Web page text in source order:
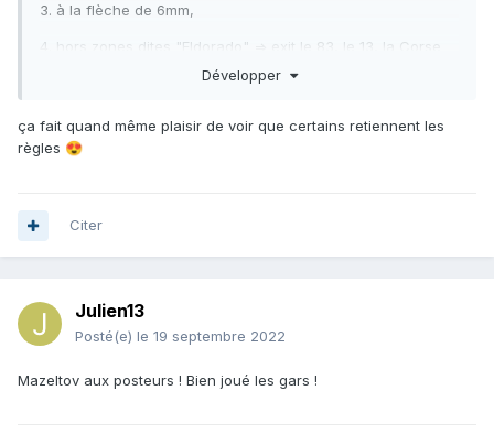
3. à la flèche de 6mm,
4. hors zones dites "Eldorado" => exit le 83, le 13, la Corse
(y'a que le 06 accessible à la palme qui compte)
liste accessoire de sauve brecouille tolérée:
"Bonites/chapons/rougets". Le reste c'est soit des sacs
Développer
ça fait quand même plaisir de voir que certains retiennent les
règles 😍
Citer
Julien13
Posté(e) le 19 septembre 2022
Mazeltov aux posteurs ! Bien joué les gars !